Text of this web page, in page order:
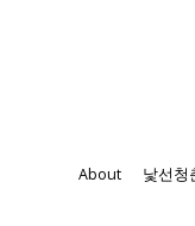
About 낯선청